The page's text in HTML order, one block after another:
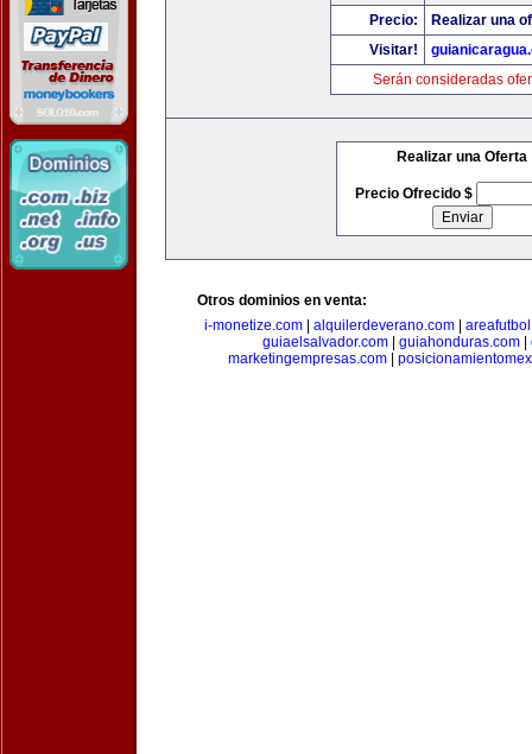
Precio:
Realizar una
Visitar!
Serán consideradas
Realizar una Oferta
Precio Ofrecido $
Otros dominios en venta:
i-monetize.com
alquilerdeverano.com
guiaelsalvador.com| guiahonduras.com|
marketingempresas.com